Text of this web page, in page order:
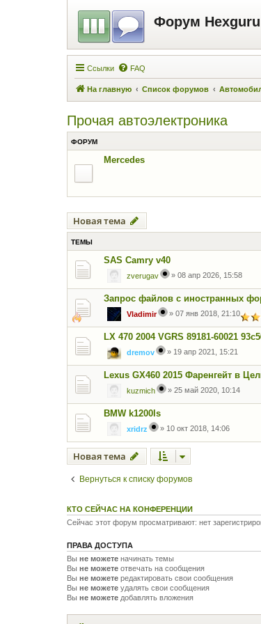
Форум Hexguru
Ссылки FAQ
На главную Список форумов
Прочая автоэлектроника
ФОРУМ
Mercedes
Новая тема
ТЕМЫ
SAS Camry v40
zverugav » 08 апр 2026, 15:58
Запрос файлов с иностранных
Vladimir » 07 янв 2018, 21:10
LX 470 2004 VGRS 89181-60021
dremov » 19 апр 2021, 15:21
Lexus GX460 2015 Фаренгейт в
kuzmich » 25 май 2020, 10:14
BMW k1200ls
xridrz » 10 окт 2018, 14:06
Новая тема
Вернуться к списку форумов
КТО СЕЙЧАС НА КОНФЕРЕНЦИИ
Сейчас этот форум просматривают: нет
ПРАВА ДОСТУПА
Вы не можете начинать темы
Вы не можете отвечать на сообщения
Вы не можете редактировать свои сообщения
Вы не можете удалять свои сообщения
Вы не можете добавлять вложения